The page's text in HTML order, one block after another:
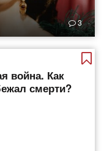
3
война. Как
смерти?